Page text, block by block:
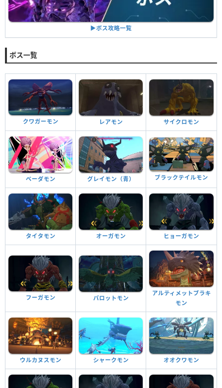
▶︎ボス攻略一覧
ボス一覧
クワガーモン レアモン サイクロモン
ベーダモン グレイモン（青） ブラックテイルモン
タイタモン オーガモン ヒョーガモン
フーガモン パロットモン
アルティメットブラキ
モン
ウルカヌスモン シャークモン オオクワモン